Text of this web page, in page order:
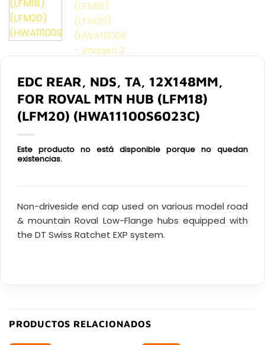
EDC REAR, NDS, TA, 12X148MM,
FOR ROVAL MTN HUB (LFM18)
(LFM20) (HWA11100S6023C)
Este producto no está disponible porque no quedan
existencias.
Non-driveside end cap used on various model road
& mountain Roval Low-Flange hubs equipped with
the DT Swiss Ratchet EXP system.
PRODUCTOS RELACIONADOS